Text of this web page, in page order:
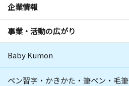
企業情報
事業・活動の広がり
Baby Kumon
ペン習字・かきかた・筆ペン・毛筆